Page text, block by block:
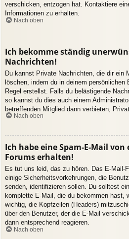
verschicken, entzogen hat. Kontaktiere
Informationen zu erhalten.
Nach oben
Ich bekomme ständig
Nachrichten!
Du kannst Private Nachrichten, die dir ein
löschen, indem du in deinem persönlichen
Regel erstellst. Falls du belästigende
so kannst du dies auch einem
betreffenden Mitglied dann verbieten,
Nach oben
Ich habe eine Spam-E-Mail
Forums erhalten!
Es tut uns leid, das zu hören. Das E-Mail-
einige Sicherheitsvorkehrungen, die
senden, identifizieren sollen. Du solltest
komplette E-Mail, die du bekommen hast,
wichtig, die Kopfzeilen (Headers)
über den Benutzer, der die E-Mail
dann entsprechend reagieren.
Nach oben